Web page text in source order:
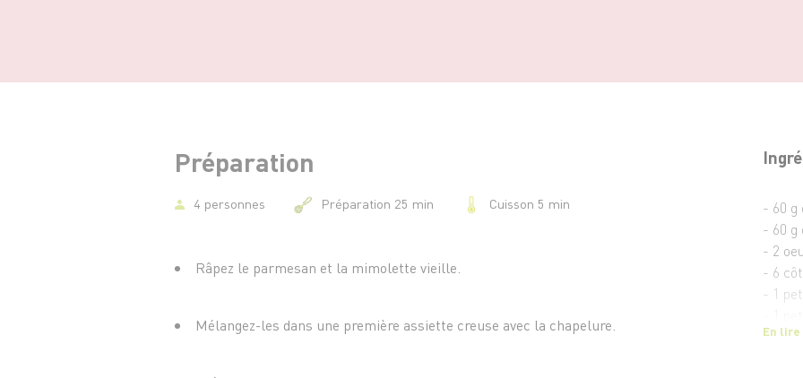
- 60 g
- 60 g
- 2
- 6
- 1
- un
En
Préparation
4 personnes Préparation 25 min Cuisson 5 min
Râpez le parmesan et la mimolette vieille.
Mélangez-les dans une première assiette creuse avec la chapelure.